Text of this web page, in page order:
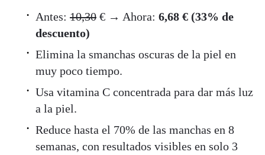
Antes: 10,30 € → Ahora: 6,68 € (33% de
descuento)
Elimina la smanchas oscuras de la piel en
muy poco tiempo.
Usa vitamina C concentrada para dar más luz
a la piel.
Reduce hasta el 70% de las manchas en 8
semanas, con resultados visibles en solo 3